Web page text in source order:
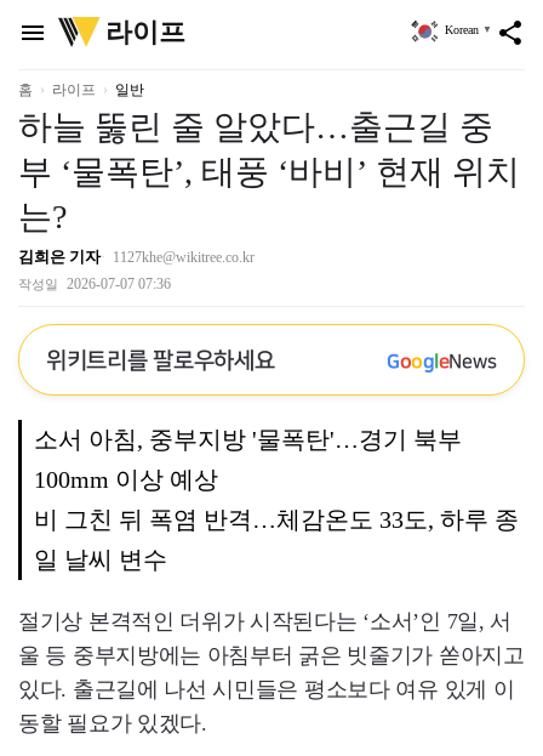
menu
위
키
리
라이프 share
Korean ▼
홈 라이프 일반
하늘 뚫린 줄 알았다…출근길 중
부 ‘물폭탄’, 태풍 ‘바비’ 현재 위치
는?
김희은 기자 1127khe@wikitree.co.kr
작성일 2026-07-07 07:36
위키트리를 팔로우하세요 GoogleNews
소서 아침, 중부지방 '물폭탄'…경기 북부
100mm 이상 예상
비 그친 뒤 폭염 반격…체감온도 33도, 하루 종
일 날씨 변수
절기상 본격적인 더위가 시작된다는 ‘소서’인 7일, 서
울 등 중부지방에는 아침부터 굵은 빗줄기가 쏟아지고
있다. 출근길에 나선 시민들은 평소보다 여유 있게 이
동할 필요가 있겠다.